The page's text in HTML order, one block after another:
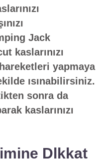
Jack
kaslarınızı
yapmaya
ısınabilirsiniz.
sonra da
kaslarınızı
Dlkkat